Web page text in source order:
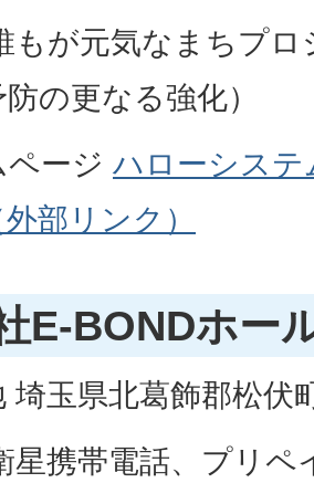
もが元気なまちプ
の更なる強化）
ージ ハローシス
部リンク）
E-BONDホー
埼玉県北葛飾郡松伏
星携帯電話、プリペ